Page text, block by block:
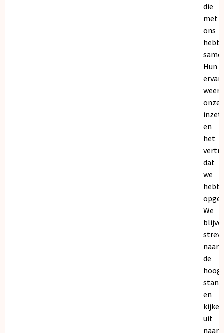
die
met
ons
Hun
onze
inzet
en
het
dat
we
We
naar
de
en
kijken
uit
naar